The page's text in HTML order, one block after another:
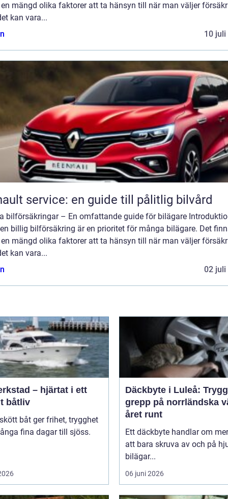
mängd olika faktorer att ta hänsyn till när man väljer
kan vara...
10 juli
service: en guide till pålitlig bilvård
bilförsäkringar – En omfattande guide för bilägare
billig bilförsäkring är en prioritet för många bilägare. Det
mängd olika faktorer att ta hänsyn till när man väljer
kan vara...
02 juli
– hjärtat i ett
båtliv
båt ger frihet, trygghet
fina dagar till sjöss.
Däckbyte i Luleå:
grepp på norrländska
året runt
Ett däckbyte handlar om
att bara skruva av och på
bilägar...
06 juni 2026